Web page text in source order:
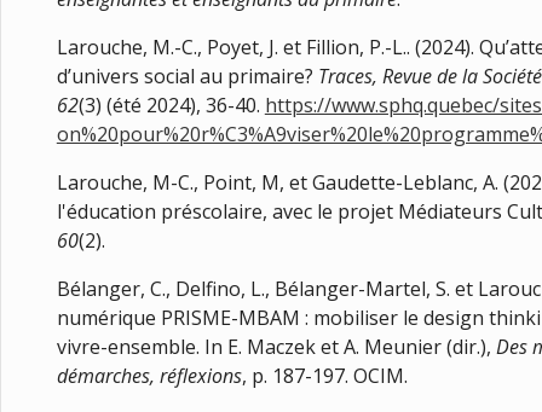
Larouche, M.-C., Poyet, J. et Fillion, P.-L.. (2024).
d’univers social au primaire? Traces, Revue de la
62(3) (été 2024), 36-40. https://www.sphq.quebec/
Larouche, M-C., Point, M, et Gaudette-Leblanc, A.
l'éducation préscolaire, avec le projet Médiateurs
60(2).
Bélanger, C., Delfino, L., Bélanger-Martel, S. et
numérique PRISME-MBAM : mobiliser le design
vivre-ensemble. In E. Maczek et A. Meunier (dir.), Des
démarches, réflexions, p. 187-197. OCIM.